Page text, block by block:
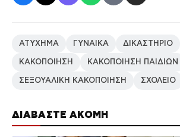
ΔΙΑΒΑΣΤΕ ΑΚΟΜΗ
ΑΤΥΧΗΜΑ ΓΥΝΑΙΚΑ ΔΙΚΑΣΤΗΡΙΟ
ΚΑΚΟΠΟΙΗΣΗ ΚΑΚΟΠΟΙΗΣΗ ΠΑΙΔΙΩΝ
ΣΕΞΟΥΑΛΙΚΗ ΚΑΚΟΠΟΙΗΣΗ ΣΧΟΛΕΙΟ